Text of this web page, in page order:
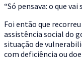
“Só pensava: o que
Foi então que
assistência social do
situação de
com deficiência ou